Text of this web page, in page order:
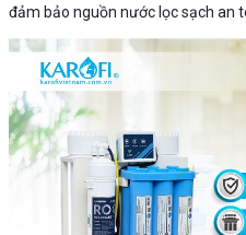
đảm bảo nguồn nước lọc sạch an